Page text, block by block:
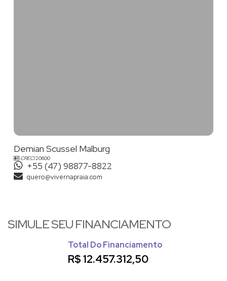
Demian Scussel Malburg
CRECI20600
+55 (47) 98877-8822
quero@vivernapraia.com
SIMULE SEU FINANCIAMENTO
Total Do Financiamento
R$12.457.312,50